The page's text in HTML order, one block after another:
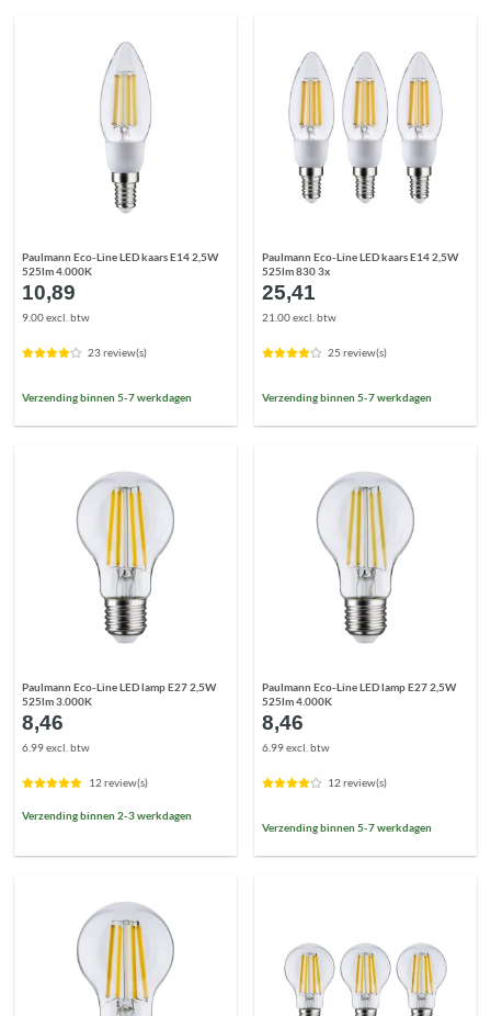
Paulmann Eco-Line LED kaars E14 2,5W
525lm 4.000K
10,89
9.00 excl. btw
23 review(s)
Verzending binnen 5-7 werkdagen
Paulmann Eco-Line LED kaars E14 2,5W
525lm 830 3x
25,41
21.00 excl. btw
25 review(s)
Verzending binnen 5-7 werkdagen
Paulmann Eco-Line LED lamp E27 2,5W
525lm 3.000K
8,46
6.99 excl. btw
12 review(s)
Verzending binnen 2-3 werkdagen
Paulmann Eco-Line LED lamp E27 2,5W
525lm 4.000K
8,46
6.99 excl. btw
12 review(s)
Verzending binnen 5-7 werkdagen